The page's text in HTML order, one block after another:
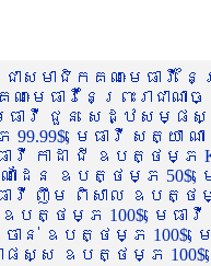
មាជិកគណៈមេធាវី
ណៈមេធាវីនៃព្រះរា
មេធាវី ជួន សេដ្ឋស
មេធាវី សត្យា ណ
ាវី កាដា ជី ឧបត្ថម្ភ
ាដែន ឧបត្ថម្ភ 50$,
ធាវី ញឹម ពិសាល ឧបត្ថ
ឧបត្ថម្ភ 100$, មេ
ចាន់ ឧបត្ថម្ភ
ាផស្ស ឧបត្ថម្ភ